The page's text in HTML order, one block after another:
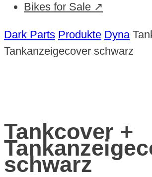
Bikes for Sale ↗
Dark Parts Produkte Dyna
Tankanzeigecover schwarz
Tankcover +
schwarz